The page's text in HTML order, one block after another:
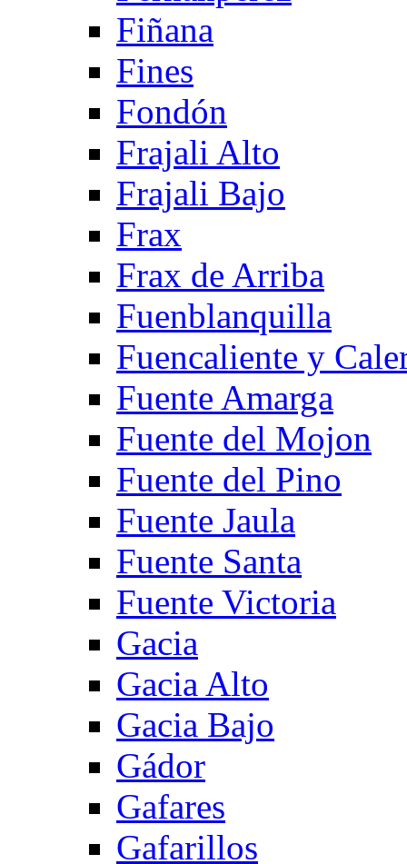
Fiñana
Fines
Fondón
Frajali Alto
Frajali Bajo
Frax
Frax de Arriba
Fuenblanquilla
Fuencaliente y
Fuente Amarga
Fuente del Mojon
Fuente del Pino
Fuente Jaula
Fuente Santa
Fuente Victoria
Gacia
Gacia Alto
Gacia Bajo
Gádor
Gafares
Gafarillos